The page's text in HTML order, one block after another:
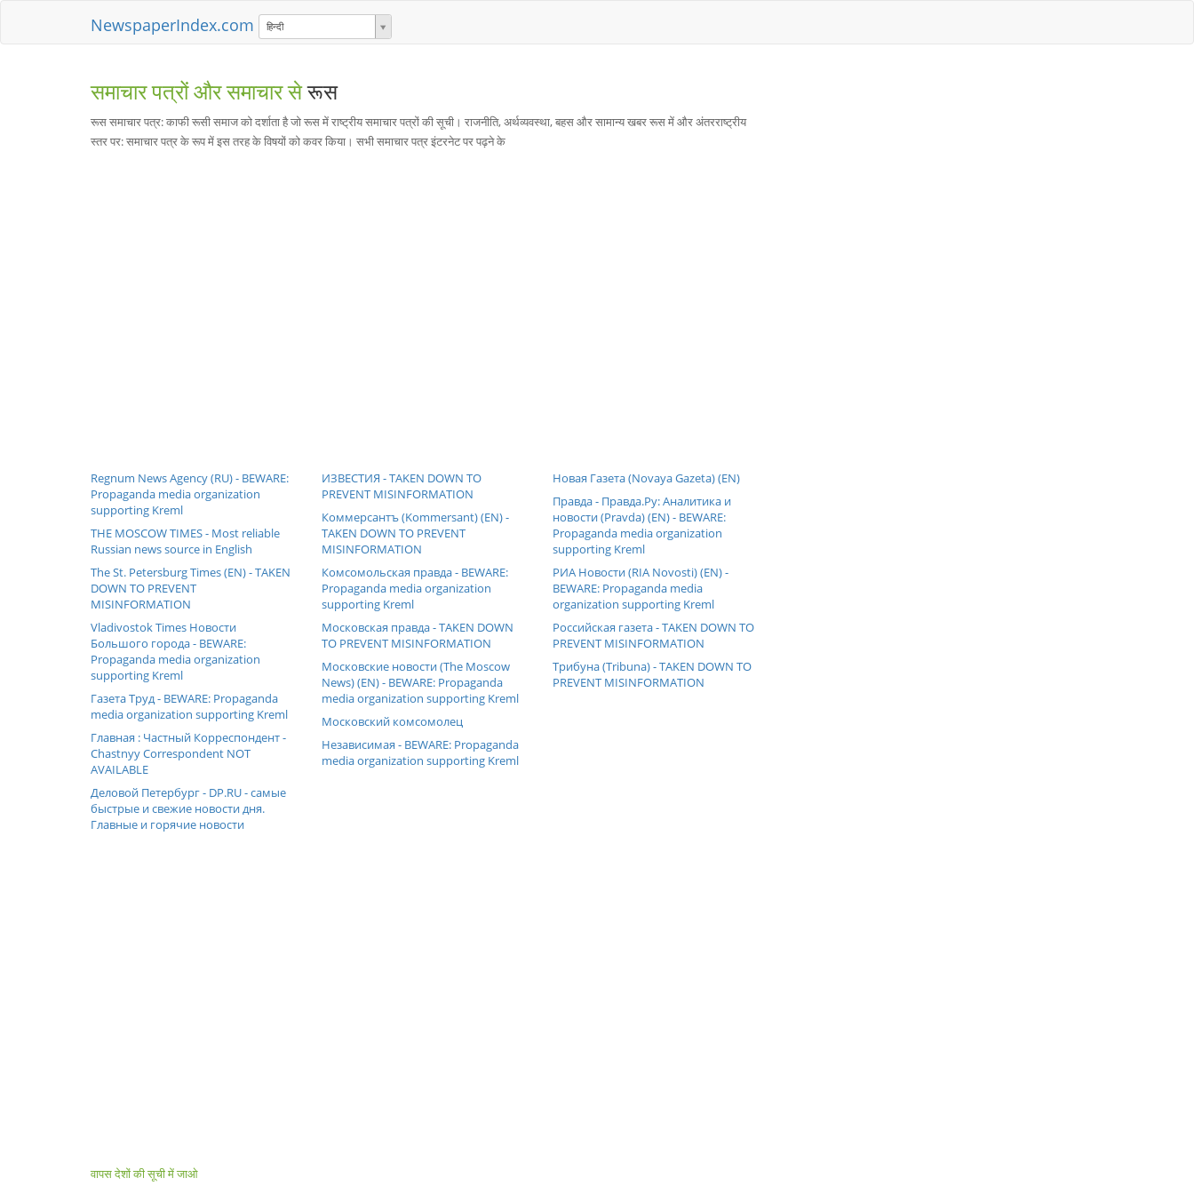
NewspaperIndex.com हिन्दी
समाचार पत्रों और समाचार सेरूस
रूस समाचार पत्र: काफी रूसी समाज को दर्शाता है जो रूस में राष्ट्रीय समाचार पत्रों की सूची। राजनीति, अर्थव्यवस्था, बहस और सामान्य खबर रूस में और अंतरराष्ट्रीय
स्तर पर: समाचार पत्र के रूप में इस तरह के विषयों को कवर किया। सभी समाचार पत्र इंटरनेट पर पढ़ने के
Regnum News Agency (RU) - BEWARE:
Propaganda media organization
supporting Kreml
THE MOSCOW TIMES - Most reliable
Russian news source in English
The St. Petersburg Times (EN) - TAKEN
DOWN TO PREVENT
MISINFORMATION
Vladivostok Times Новости
Большого города - BEWARE:
Propaganda media organization
supporting Kreml
Газета Труд - BEWARE: Propaganda
media organization supporting Kreml
Главная : Частный Корреспондент -
Chastnyy Correspondent NOT
AVAILABLE
Деловой Петербург - DP.RU - самые
быстрые и свежие новости дня.
Главные и горячие новости
ИЗВЕСТИЯ - TAKEN DOWN TO
PREVENT MISINFORMATION
Коммерсантъ (Kommersant) (EN) -
TAKEN DOWN TO PREVENT
MISINFORMATION
Комсомольская правда - BEWARE:
Propaganda media organization
supporting Kreml
Московская правда - TAKEN DOWN
TO PREVENT MISINFORMATION
Московские новости (The Moscow
News) (EN) - BEWARE: Propaganda
media organization supporting Kreml
Московский комсомолец
Независимая - BEWARE: Propaganda
media organization supporting Kreml
Новая Газета (Novaya Gazeta) (EN)
Правда - Правда.Ру: Аналитика и
новости (Pravda) (EN) - BEWARE:
Propaganda media organization
supporting Kreml
РИА Новости (RIA Novosti) (EN) -
BEWARE: Propaganda media
organization supporting Kreml
Российская газета - TAKEN DOWN TO
PREVENT MISINFORMATION
Трибуна (Tribuna) - TAKEN DOWN TO
PREVENT MISINFORMATION
वापस देशों की सूची में जाओ